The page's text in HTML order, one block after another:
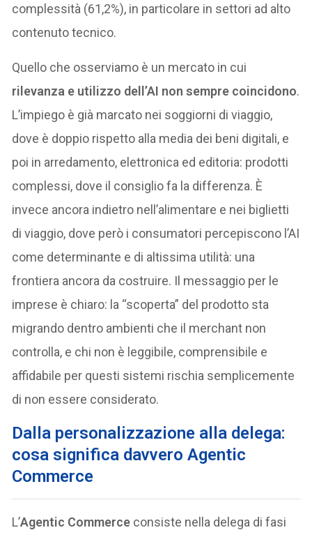
complessità (61,2%), in particolare in settori ad alto
contenuto tecnico.
Quello che osserviamo è un mercato in cui
rilevanza e utilizzo dell’AI non sempre coincidono.
L’impiego è già marcato nei soggiorni di viaggio,
dove è doppio rispetto alla media dei beni digitali, e
poi in arredamento, elettronica ed editoria: prodotti
complessi, dove il consiglio fa la differenza. È
invece ancora indietro nell’alimentare e nei biglietti
di viaggio, dove però i consumatori percepiscono l’AI
come determinante e di altissima utilità: una
frontiera ancora da costruire. Il messaggio per le
imprese è chiaro: la “scoperta” del prodotto sta
migrando dentro ambienti che il merchant non
controlla, e chi non è leggibile, comprensibile e
affidabile per questi sistemi rischia semplicemente
di non essere considerato.
Dalla personalizzazione alla delega:
cosa significa davvero Agentic
Commerce
L’Agentic Commerce consiste nella delega di fasi